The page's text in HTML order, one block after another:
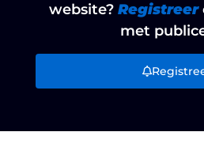
website? Registreer
met